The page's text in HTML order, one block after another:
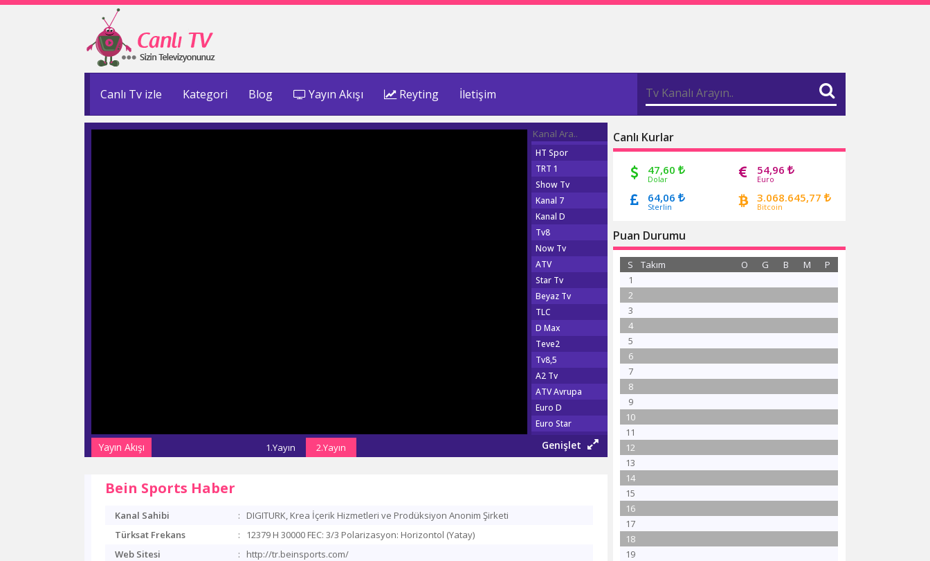
Canlı Tv izle Kategori Blog Yayın Akışı Reyting İletişim
Yayın Akışı 1.Yayın 2.Yayın
HT Spor
TRT 1
Show Tv
Kanal 7
Kanal D
Tv8
Now Tv
ATV
Star Tv
Beyaz Tv
TLC
D Max
Teve2
Tv8,5
A2 Tv
ATV Avrupa
Euro D
Euro Star
Show Türk
Fox Tv
Genişlet
Canlı Kurlar
47,60
Dolar
54,96
Euro
64,06
Sterlin
3.068.645,77
Bitcoin
Puan Durumu
S Takım P
M
B
G
O
1
2
3
4
5
6
7
8
9
10
11
12
13
14
15
16
17
18
19
Bein Sports Haber
Kanal Sahibi :
DIGITURK, Krea İçerik Hizmetleri ve Prodüksiyon Anonim Şirketi
Türksat Frekans
:
12379 H 30000 FEC: 3/3 Polarizasyon: Horizontol (Yatay)
Web Sitesi
:
http://tr.beinsports.com/